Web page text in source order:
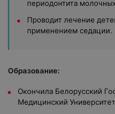
периодонтита
Проводит лечение
применением седации.
Образование:
Окончила Белорусский
Медицинский